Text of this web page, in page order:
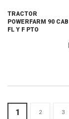
TRACTOR
POWERFARM 90 CAB
FL Y F PTO
1 2 3